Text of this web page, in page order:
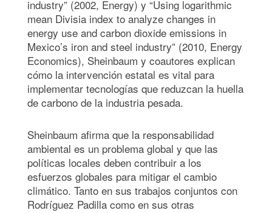
industry” (2002, Energy) y “Using logarithmic
mean Divisia index to analyze changes in
energy use and carbon dioxide emissions in
Mexico’s iron and steel industry” (2010, Energy
Economics), Sheinbaum y coautores explican
cómo la intervención estatal es vital para
implementar tecnologías que reduzcan la huella
de carbono de la industria pesada.
Sheinbaum afirma que la responsabilidad
ambiental es un problema global y que las
políticas locales deben contribuir a los
esfuerzos globales para mitigar el cambio
climático. Tanto en sus trabajos conjuntos con
Rodríguez Padilla como en sus otras